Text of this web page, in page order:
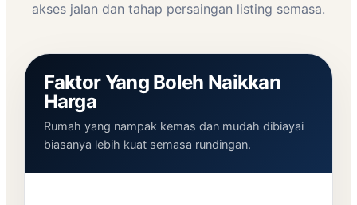
akses jalan dan tahap persaingan listing semasa.
Faktor Yang Boleh Naikkan
Harga
Rumah yang nampak kemas dan mudah dibiayai
biasanya lebih kuat semasa rundingan.